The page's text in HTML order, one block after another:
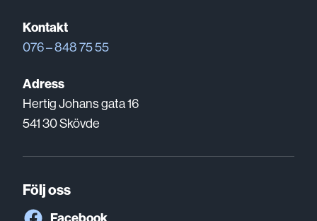
Kontakt
076 – 848 75 55
Adress
Hertig Johans gata 16
541 30 Skövde
Följ oss